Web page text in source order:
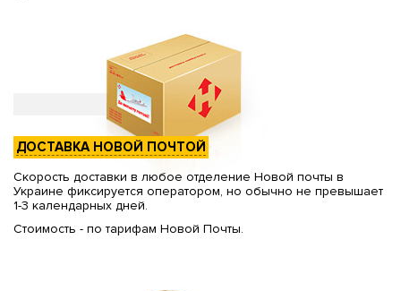
ДОСТАВКА НОВОЙ ПОЧТОЙ
Скорость доставки в любое отделение Новой почты в
Украине фиксируется оператором, но обычно не превышает
1-3 календарных дней.
Стоимость - по тарифам Новой Почты.